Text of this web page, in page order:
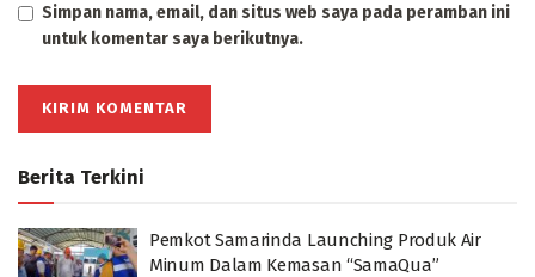
Simpan nama, email, dan situs web saya pada peramban ini
untuk komentar saya berikutnya.
Berita Terkini
Pemkot Samarinda Launching Produk Air
Minum Dalam Kemasan “SamaQua”